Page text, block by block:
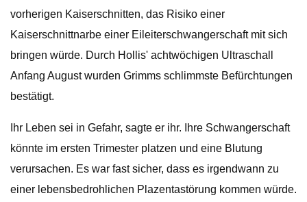
vorherigen Kaiserschnitten, das Risiko einer
Kaiserschnittnarbe einer Eileiterschwangerschaft mit sich
bringen würde. Durch Hollis' achtwöchigen Ultraschall
Anfang August wurden Grimms schlimmste Befürchtungen
bestätigt.
Ihr Leben sei in Gefahr, sagte er ihr. Ihre Schwangerschaft
könnte im ersten Trimester platzen und eine Blutung
verursachen. Es war fast sicher, dass es irgendwann zu
einer lebensbedrohlichen Plazentastörung kommen würde.